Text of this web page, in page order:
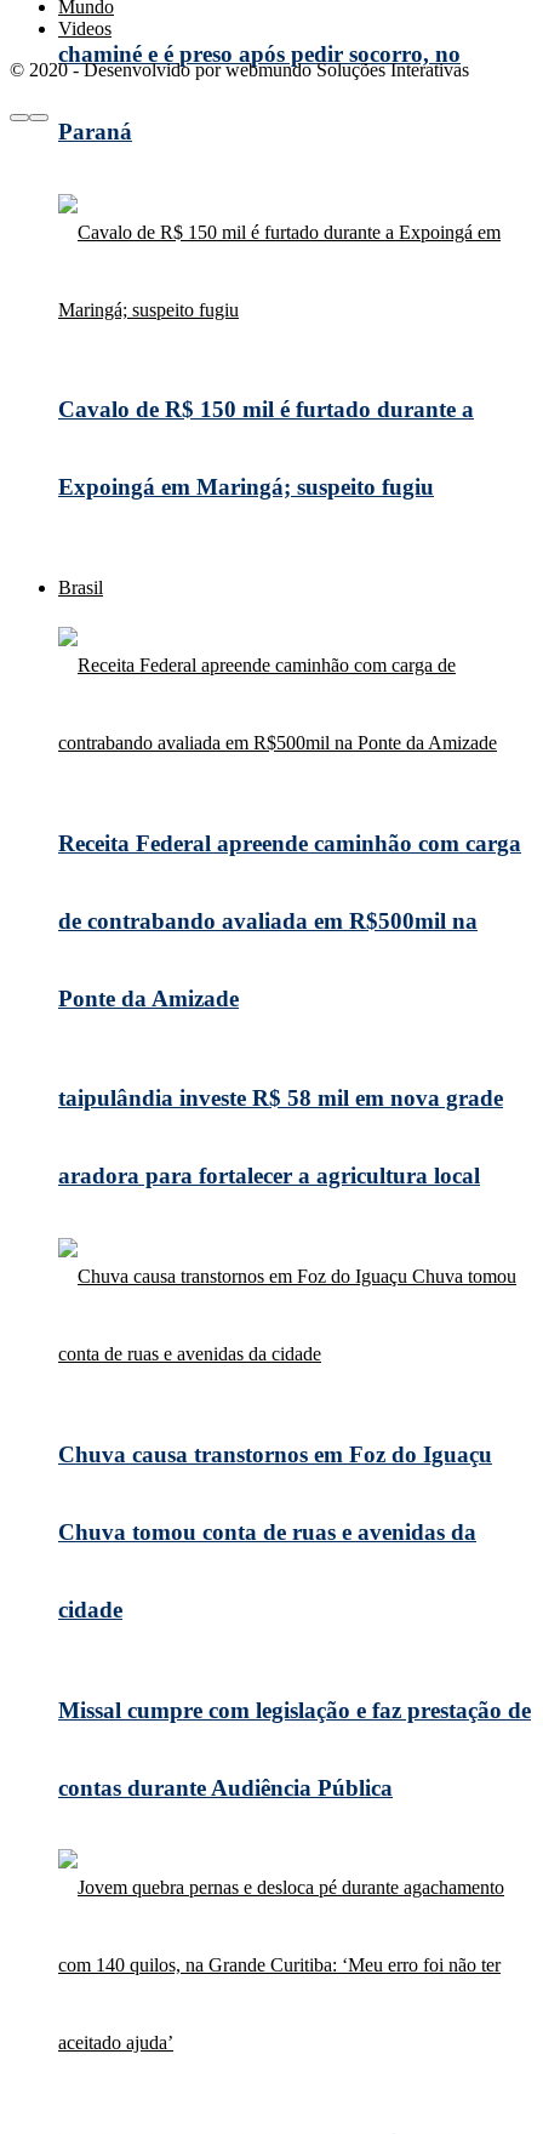
chaminé e é preso após pedir socorro, no
Paraná
Cavalo de R$ 150 mil é furtado durante a
Expoingá em Maringá; suspeito fugiu
Brasil
Receita Federal apreende caminhão com carga
de contrabando avaliada em R$500mil na
Ponte da Amizade
taipulândia investe R$ 58 mil em nova grade
aradora para fortalecer a agricultura local
Chuva causa transtornos em Foz do Iguaçu
Chuva tomou conta de ruas e avenidas da
cidade
Missal cumpre com legislação e faz prestação de
contas durante Audiência Pública
Mundo
Videos
© 2020 - Desenvolvido por webmundo Soluções Interativas